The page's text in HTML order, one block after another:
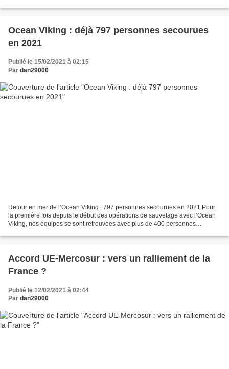
Ocean Viking : déjà 797 personnes secourues
en 2021
Publié le 15/02/2021 à 02:15
Par dan29000
Retour en mer de l’Ocean Viking : 797 personnes secourues en 2021 Pour
la première fois depuis le début des opérations de sauvetage avec l’Ocean
Viking, nos équipes se sont retrouvées avec plus de 400 personnes
Accord UE-Mercosur : vers un ralliement de la
France ?
Publié le 12/02/2021 à 02:44
Par dan29000